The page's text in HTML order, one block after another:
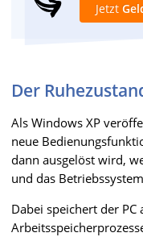
Jetzt
Der
Als Windows XP
neue
dann ausgelöst wird,
und das
Dabei speichert der